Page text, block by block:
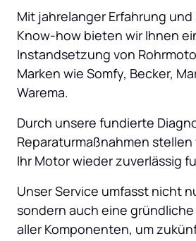
Mit jahrelanger Erfahrung
Know-how bieten wir Ihnen
Instandsetzung von
Marken wie Somfy, Becker,
Warema.
Durch unsere fundierte
Reparaturmaßnahmen stellen
Ihr Motor wieder zuverlässig
Unser Service umfasst nicht
sondern auch eine
aller Komponenten, um